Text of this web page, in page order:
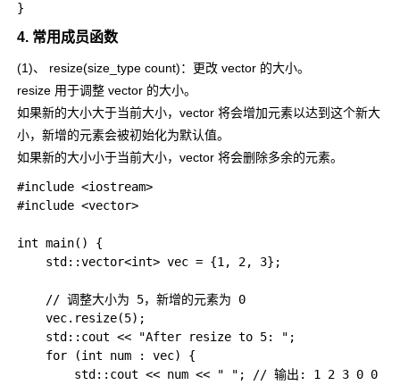
4. 常用成员函数
(1)、 resize(size_type count)：更改 vector 的大小。
resize 用于调整 vector 的大小。
如果新的大小大于当前大小，vector 将会增加元素以达到这个新大
小，新增的元素会被初始化为默认值。
如果新的大小小于当前大小，vector 将会删除多余的元素。
#include <iostream>
#include <vector>
int main() {
    std::vector<int> vec = {1, 2, 3};
    // 调整大小为 5，新增的元素为 0
    vec.resize(5);
    std::cout << "After resize to 5: ";
    for (int num : vec) {
        std::cout << num << " "; // 输出: 1 2 3 0 0